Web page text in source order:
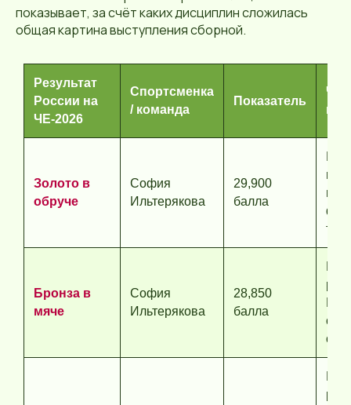
показывает, за счёт каких дисциплин сложилась
общая картина выступления сборной.
Результат
России на
ЧЕ-2026
Спортсменка
/ команда
Показатель
Что
Золото в
обруче
София
Ильтерякова
29,900
балла
Бронза в
мяче
София
Ильтерякова
28,850
балла